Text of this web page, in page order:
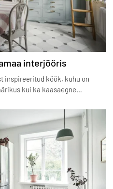
interjööris
inspireeritud köök, kuhu on
kui ka kaasaegne…